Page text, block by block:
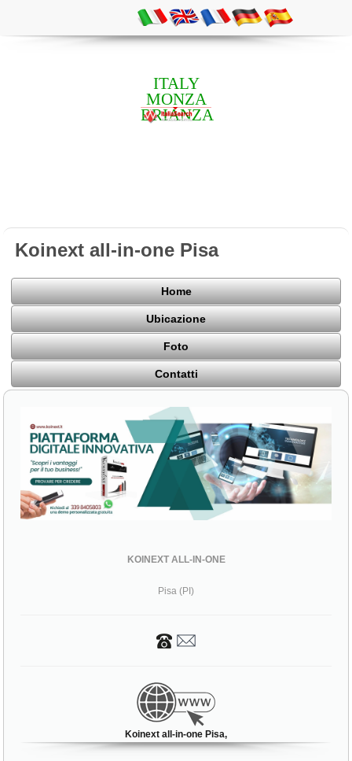
ITALY
MONZA
BRIANZA
Koinext all-in-one Pisa
Home
Ubicazione
Foto
Contatti
KOINEXT ALL-IN-ONE
Pisa (PI)
Koinext all-in-one Pisa,